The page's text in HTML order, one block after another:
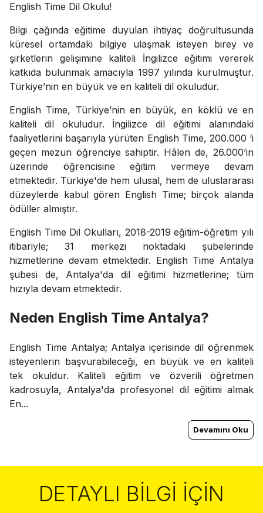
English Time Dil Okulu!
Bilgi çağında eğitime duyulan ihtiyaç doğrultusunda
küresel ortamdaki bilgiye ulaşmak isteyen birey ve
şirketlerin gelişimine kaliteli İngilizce eğitimi vererek
katkıda bulunmak amacıyla 1997 yılında kurulmuştur.
Türkiye’nin en büyük ve en kaliteli dil okuludur.
English Time, Türkiye’nin en büyük, en köklü ve en
kaliteli dil okuludur. İngilizce dil eğitimi alanındaki
faaliyetlerini başarıyla yürüten English Time, 200.000 ‘i
geçen mezun öğrenciye sahiptir. Hâlen de, 26.000’in
üzerinde öğrencisine eğitim vermeye devam
etmektedir. Türkiye'de hem ulusal, hem de uluslararası
düzeylerde kabul gören English Time; birçok alanda
ödüller almıştır.
English Time Dil Okulları, 2018-2019 eğitim-öğretim yılı
itibariyle; 31 merkezi noktadaki şubelerinde
hizmetlerine devam etmektedir. English Time Antalya
şubesi de, Antalya'da dil eğitimi hizmetlerine; tüm
hızıyla devam etmektedir.
Neden English Time Antalya?
English Time Antalya; Antalya içerisinde dil öğrenmek
isteyenlerin başvurabileceği, en büyük ve en kaliteli
tek okuldur. Kaliteli eğitim ve özverili öğretmen
kadrosuyla, Antalya'da profesyonel dil eğitimi almak
En...
Devamını Oku
DETAYLI BILGI İÇIN